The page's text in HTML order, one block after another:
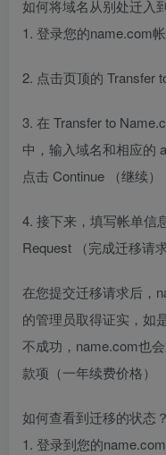
如何将域名从别处迁入
1. 登录您的name.com
2. 点击页顶的 Transfer
3. 在 Transfer to
中，输入域名和相应的
点击 Continue （继续）
4. 接下来，填写帐单信
Request （完成迁移请求
在您提交迁移请求后，
的管理员取得证实，如
不成功，name.com也
款项（一年续费价格）
如何查看到迁移的状态？
1. 登录到您的